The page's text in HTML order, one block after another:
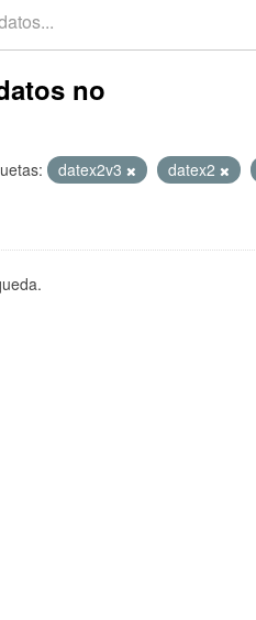
no
datex2v3 datex2